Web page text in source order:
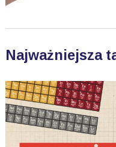
Najważniejsza